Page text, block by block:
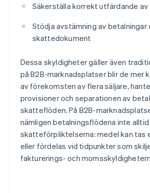
Säkerställa korrekt utfärdande av
Stödja avstämning av betalningar
skattedokument
Dessa skyldigheter gäller även
på B2B-marknadsplatser blir de mer
av förekomsten av flera säljare,
provisioner och separationen av
skatteflöden. På B2B-
nämligen betalningsflödena inte
skatteförpliktelserna: medel kan tas
eller fördelas vid tidpunkter som
fakturerings- och